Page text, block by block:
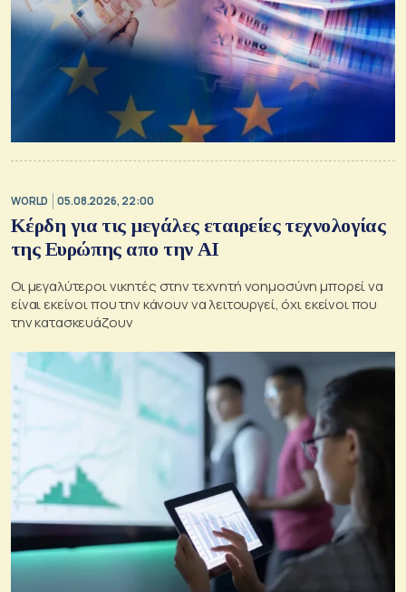
WORLD 05.08.2026, 22:00
Κέρδη για τις μεγάλες εταιρείες τεχνολογίας
της Ευρώπης απο την AI
Οι μεγαλύτεροι νικητές στην τεχνητή νοημοσύνη μπορεί να
είναι εκείνοι που την κάνουν να λειτουργεί, όχι εκείνοι που
την κατασκευάζουν